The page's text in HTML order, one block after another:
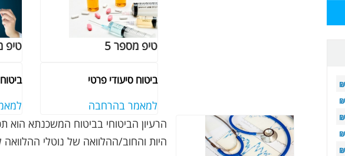
טיפ מספר 5
ביטוח סיעודי פרטי
למאמר בהרחבה
טיפ
הרעיון הביטוחי בביטוח המשכנתא הוא
היות והחוב/ההלוואה של נוטלי